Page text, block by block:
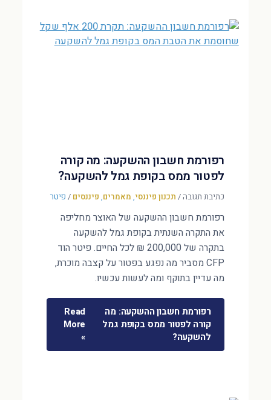
רפורמת חשבון ההשקעה: מה קורה
לפטור ממס בקופת גמל להשקעה?
כתיבת תגובה/ תכנון פיננסי, מאמרים, פיננסים / פיטר
רפורמת חשבון ההשקעה של האוצר מחליפה
את התקרה השנתית בקופת גמל להשקעה
בתקרה של 200,000 ₪ לכל החיים. פיטר הוד
CFP מסביר מה נפגע בפטור על קצבה מוכרת,
מה עדיין בתוקף ומה לעשות עכשיו.
רפורמת חשבון ההשקעה: מה
קורה לפטור ממס בקופת גמל
להשקעה?
Read
More
»